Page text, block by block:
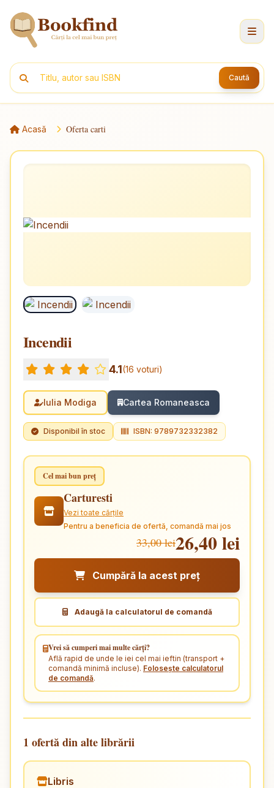
Caută
Acasă Oferta carti
Incendii
4.1(16 voturi)
Iulia Modiga Cartea Romaneasca
Disponibil în stoc ISBN: 9789732332382
Cel mai bun preț
Carturesti
Vezi toate cărțile
Pentru a beneficia de ofertă, comandă mai jos
33,00 lei26,40 lei
Cumpără la acest preț
Adaugă la calculatorul de comandă
Vrei să cumperi mai multe cărți?
Află rapid de unde le iei cel mai ieftin (transport +
comandă minimă incluse). Folosește calculatorul
de comandă.
1 ofertă din alte librării
Libris